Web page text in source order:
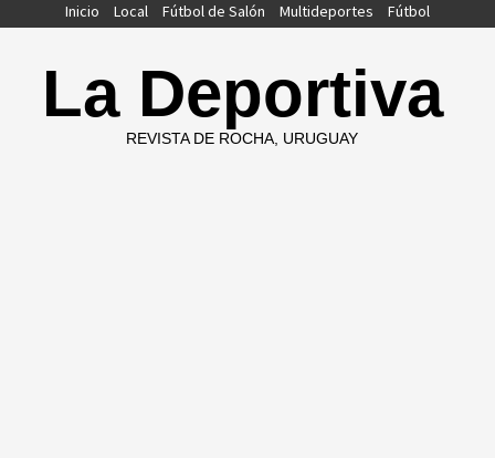
contenido
Inicio Local Fútbol de Salón Multideportes Fútbol
La Deportiva
REVISTA DE ROCHA, URUGUAY